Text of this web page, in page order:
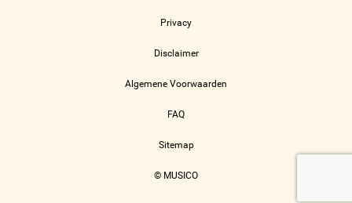
Privacy
Disclaimer
Algemene Voorwaarden
FAQ
Sitemap
© MUSICO